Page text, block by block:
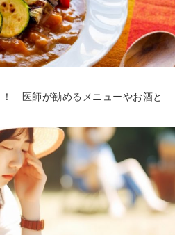
医師が勧めるメニューやお酒と